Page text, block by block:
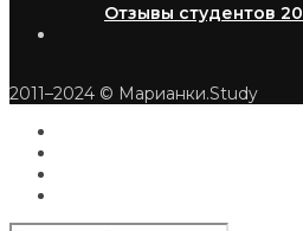
Отзывы студентов
2011–2024 © Марианки.Study